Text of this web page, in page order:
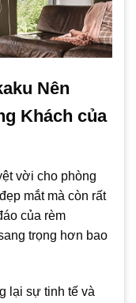
Nên
Khách của
vời cho phòng
mắt mà còn rất
của rèm
trọng hơn bao
lại sự tinh tế và